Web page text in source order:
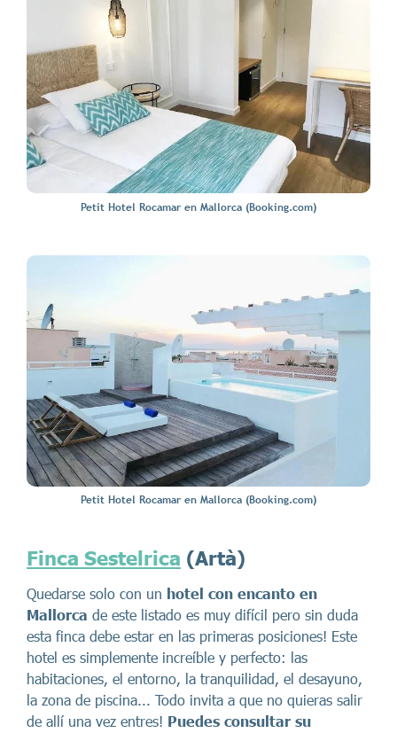
Petit Hotel Rocamar en Mallorca (Booking.com)
Petit Hotel Rocamar en Mallorca (Booking.com)
Finca Sestelrica (Artà)
Quedarse solo con un hotel con encanto en
Mallorca de este listado es muy difícil pero sin duda
esta finca debe estar en las primeras posiciones! Este
hotel es simplemente increíble y perfecto: las
habitaciones, el entorno, la tranquilidad, el desayuno,
la zona de piscina... Todo invita a que no quieras salir
de allí una vez entres! Puedes consultar su